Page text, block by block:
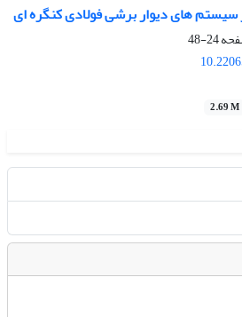
سیستم های دیوار برشی فولادی کنگره ای
24-48
2.69 M